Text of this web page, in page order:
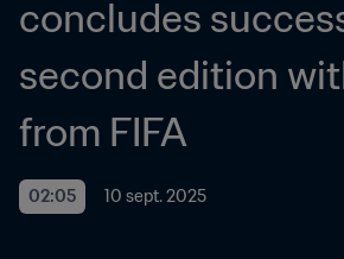
concludes
second edition
from FIFA
02:05 10 sept. 2025